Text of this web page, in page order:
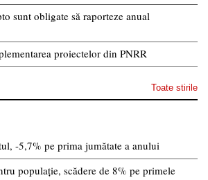
sunt obligate să raporteze anual
proiectelor din PNRR
Toate stirile
-5,7% pe prima jumătate a anului
populație, scădere de 8% pe primele